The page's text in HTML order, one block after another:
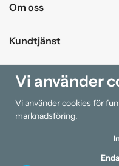
Om oss
Kundtjänst
Handla
Information
Vi använder
Vi använder cookies för
marknadsföring.